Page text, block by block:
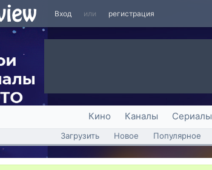
Вход или регистрация
Кино Каналы Сериалы
Загрузить Новое Популярное